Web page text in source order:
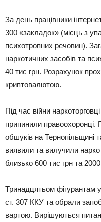
За день працівники
300 «закладок» (місць з
психотропних речовин).
наркотичних засобів та
40 тис грн. Розрахунок
криптовалютою.
Під час війни
припинили правоохоронці.
обшуків на Тернопільщині
виявили та вилучили
близько 600 тис грн та
Тринадцятьом фігурантам
ст. 307 ККУ та обрали
вартою. Вирішуються